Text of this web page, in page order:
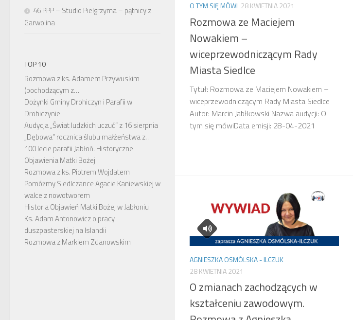
O TYM SIĘ MÓWI 28 KWIETNIA 2021
Rozmowa ze Maciejem
Nowakiem –
wiceprzewodniczącym Rady
Miasta Siedlce
Tytuł: Rozmowa ze Maciejem Nowakiem –
wiceprzewodniczącym Rady Miasta Siedlce
Autor: Marcin Jabłkowski Nazwa audycji: O
tym się mówiData emisji: 28-04-2021
AGNIESZKA OSMÓLSKA - ILCZUK
28 KWIETNIA 2021
O zmianach zachodzących w
kształceniu zawodowym.
46 PPP – Studio Pielgrzyma – pątnicy z
Garwolina
TOP 10
Rozmowa z ks. Adamem Przywuskim
(pochodzącym z…
Dożynki Gminy Drohiczyn i Parafii w
Drohiczynie
Audycja „Świat ludzkich uczuć” z 16 sierpnia
„Dębowa” rocznica ślubu małżeństwa z…
100 lecie parafii Jabłoń. Historyczne
Objawienia Matki Bożej
Rozmowa z ks. Piotrem Wojdatem
Pomóżmy Siedlczance Agacie Kaniewskiej w
walce z nowotworem
Historia Objawień Matki Bożej w Jabłoniu
Ks. Adam Antonowicz o pracy
duszpasterskiej na Islandii
Rozmowa z Markiem Zdanowskim